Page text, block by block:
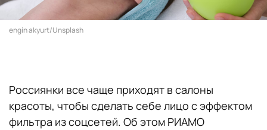
engin akyurt/Unsplash
Россиянки все чаще приходят в салоны
красоты, чтобы сделать себе лицо с эффектом
фильтра из соцсетей. Об этом РИАМО